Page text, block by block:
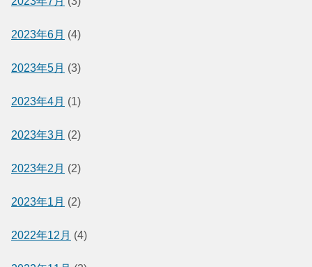
2023年6月 (4)
2023年5月 (3)
2023年4月 (1)
2023年3月 (2)
2023年2月 (2)
2023年1月 (2)
2022年12月 (4)